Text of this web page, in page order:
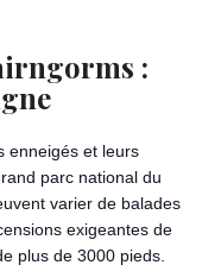
:
enneigés et leurs
parc national du
varier de balades
exigeantes de
plus de 3000 pieds.